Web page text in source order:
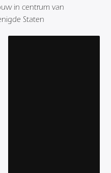
in centrum van
Staten